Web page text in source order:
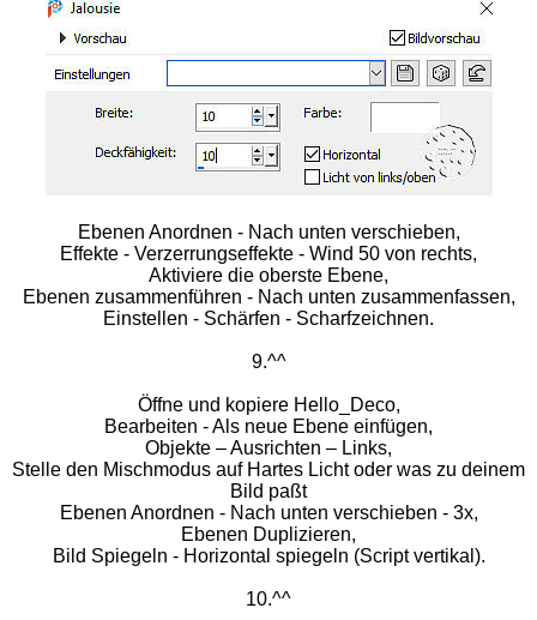
Ebenen Anordnen - Nach unten verschieben,
Effekte - Verzerrungseffekte - Wind 50 von rechts,
Aktiviere die oberste Ebene,
Ebenen zusammenführen - Nach unten zusammenfassen,
Einstellen - Schärfen - Scharfzeichnen.
9.^^
Öffne und kopiere Hello_Deco,
Bearbeiten - Als neue Ebene einfügen,
Objekte – Ausrichten – Links,
Stelle den Mischmodus auf Hartes Licht oder was zu deinem
Bild paßt
Ebenen Anordnen - Nach unten verschieben - 3x,
Ebenen Duplizieren,
Bild Spiegeln - Horizontal spiegeln (Script vertikal).
10.^^